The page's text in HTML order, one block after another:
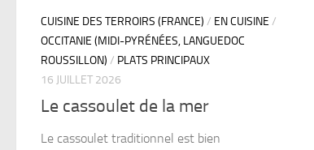
CUISINE DES TERROIRS (FRANCE) / EN CUISINE /
OCCITANIE (MIDI-PYRÉNÉES, LANGUEDOC
ROUSSILLON) / PLATS PRINCIPAUX
16 JUILLET 2026
Le cassoulet de la mer
Le cassoulet traditionnel est bien